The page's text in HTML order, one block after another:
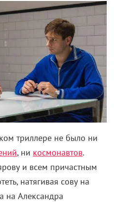
триллере не было ни
, ни космонавтов.
и всем причастным
натягивая сову на
на Александра